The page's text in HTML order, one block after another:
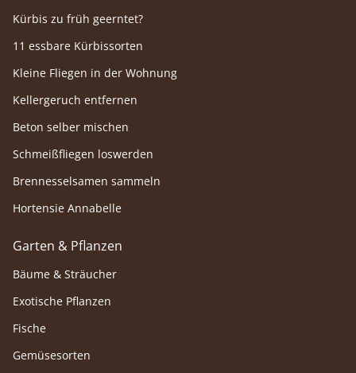
Kürbis zu früh geerntet?
11 essbare Kürbissorten
Kleine Fliegen in der Wohnung
Kellergeruch entfernen
Beton selber mischen
Schmeißfliegen loswerden
Brennesselsamen sammeln
Hortensie Annabelle
Garten & Pflanzen
Bäume & Sträucher
Exotische Pflanzen
Fische
Gemüsesorten